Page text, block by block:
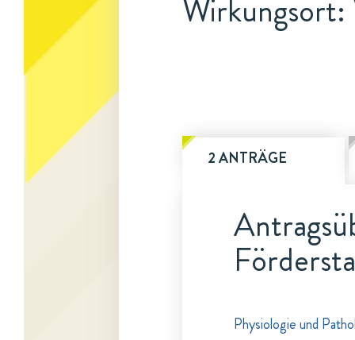
Wirkungsort:
2 ANTRÄGE
Physiologie und